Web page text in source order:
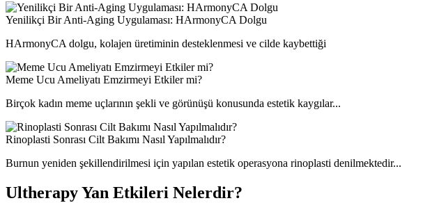
Yenilikçi Bir Anti-Aging Uygulaması: HArmonyCA Dolgu
HArmonyCA dolgu, kolajen üretiminin desteklenmesi ve cilde kaybettiği
Meme Ucu Ameliyatı Emzirmeyi Etkiler mi?
Birçok kadın meme uçlarının şekli ve görünüşü konusunda estetik kaygılar...
Rinoplasti Sonrası Cilt Bakımı Nasıl Yapılmalıdır?
Burnun yeniden şekillendirilmesi için yapılan estetik operasyona rinoplasti denilmektedir...
Ultherapy Yan Etkileri Nelerdir?